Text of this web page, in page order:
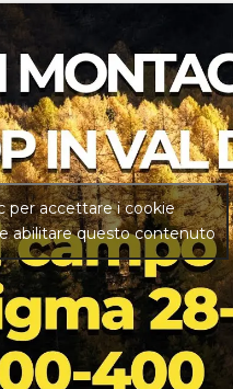
per accettare i cookie
abilitare questo contenuto